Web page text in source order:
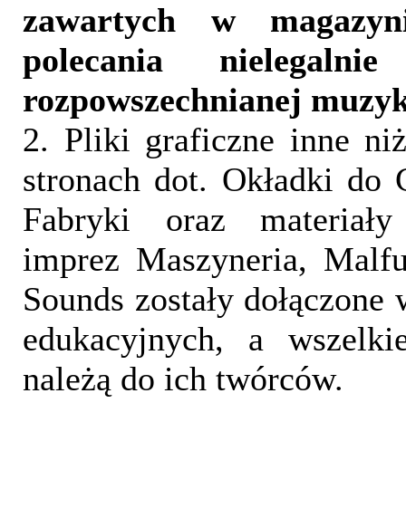
zawartych w
polecania
rozpowszechnianej
2. Pliki graficzne inne
stronach dot. Okładki do
Fabryki oraz
imprez Maszyneria,
Sounds zostały
edukacyjnych, a
należą do ich twórców.